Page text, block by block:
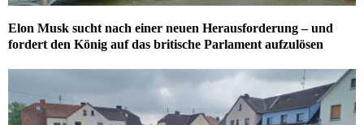
Elon Musk sucht nach einer neuen Herausforderung – und
fordert den König auf das britische Parlament aufzulösen